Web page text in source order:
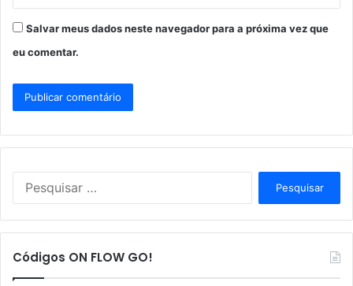
Salvar meus dados neste navegador para a próxima vez que
eu comentar.
s
Códigos ON FLOW GO!